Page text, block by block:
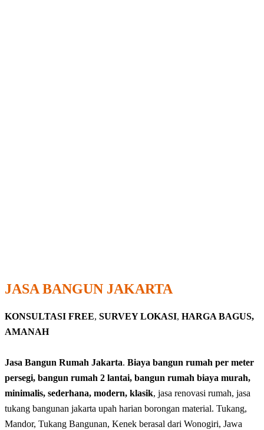
JASA BANGUN JAKARTA
KONSULTASI FREE, SURVEY LOKASI, HARGA BAGUS,
AMANAH
Jasa Bangun Rumah Jakarta. Biaya bangun rumah per meter
persegi, bangun rumah 2 lantai, bangun rumah biaya murah,
minimalis, sederhana, modern, klasik, jasa renovasi rumah, jasa
tukang bangunan jakarta upah harian borongan material. Tukang,
Mandor, Tukang Bangunan, Kenek berasal dari Wonogiri, Jawa